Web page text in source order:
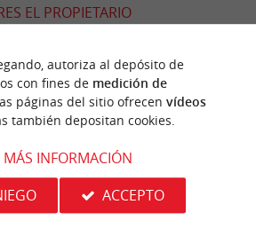
EL PROPIETARIO
Y MODIFÍQUELO
SUS DESEOS...
ALREDEDOR
Información Alojamiento
autoriza al depósito de
con fines de medición de
páginas del sitio ofrecen vídeos
también depositan cookies.
MÁS INFORMACIÓN
ACCEPTO